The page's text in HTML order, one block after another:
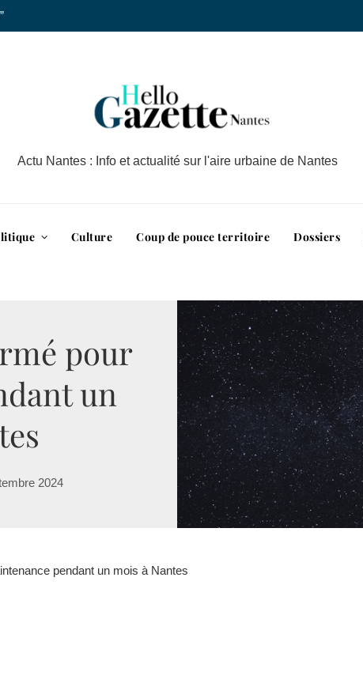
Actu Nantes : Info et actualité sur l'aire urbaine de Nantes
Culture Coup de pouce territoire Dossiers
pour
un
2024
pendant un mois à Nantes